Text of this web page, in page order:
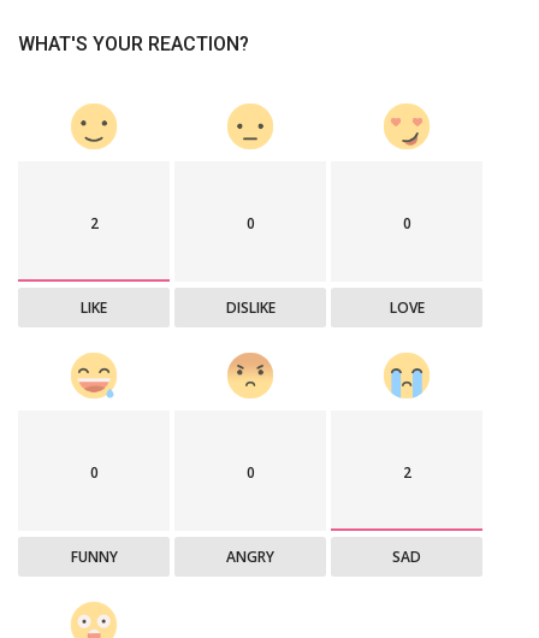
WHAT'S YOUR REACTION?
2
LIKE
0
DISLIKE
0
LOVE
0
FUNNY
0
ANGRY
2
SAD